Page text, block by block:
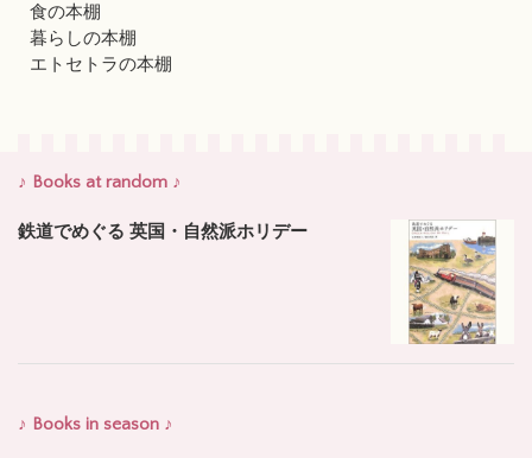
食の本棚
暮らしの本棚
エトセトラの本棚
♪ Books at random ♪
鉄道でめぐる 英国・自然派ホリデー
♪ Books in season ♪